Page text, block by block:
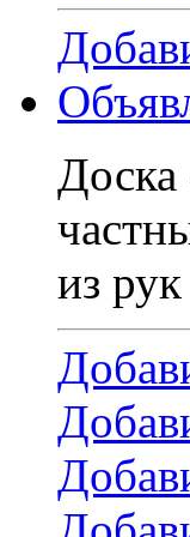
Доска
из